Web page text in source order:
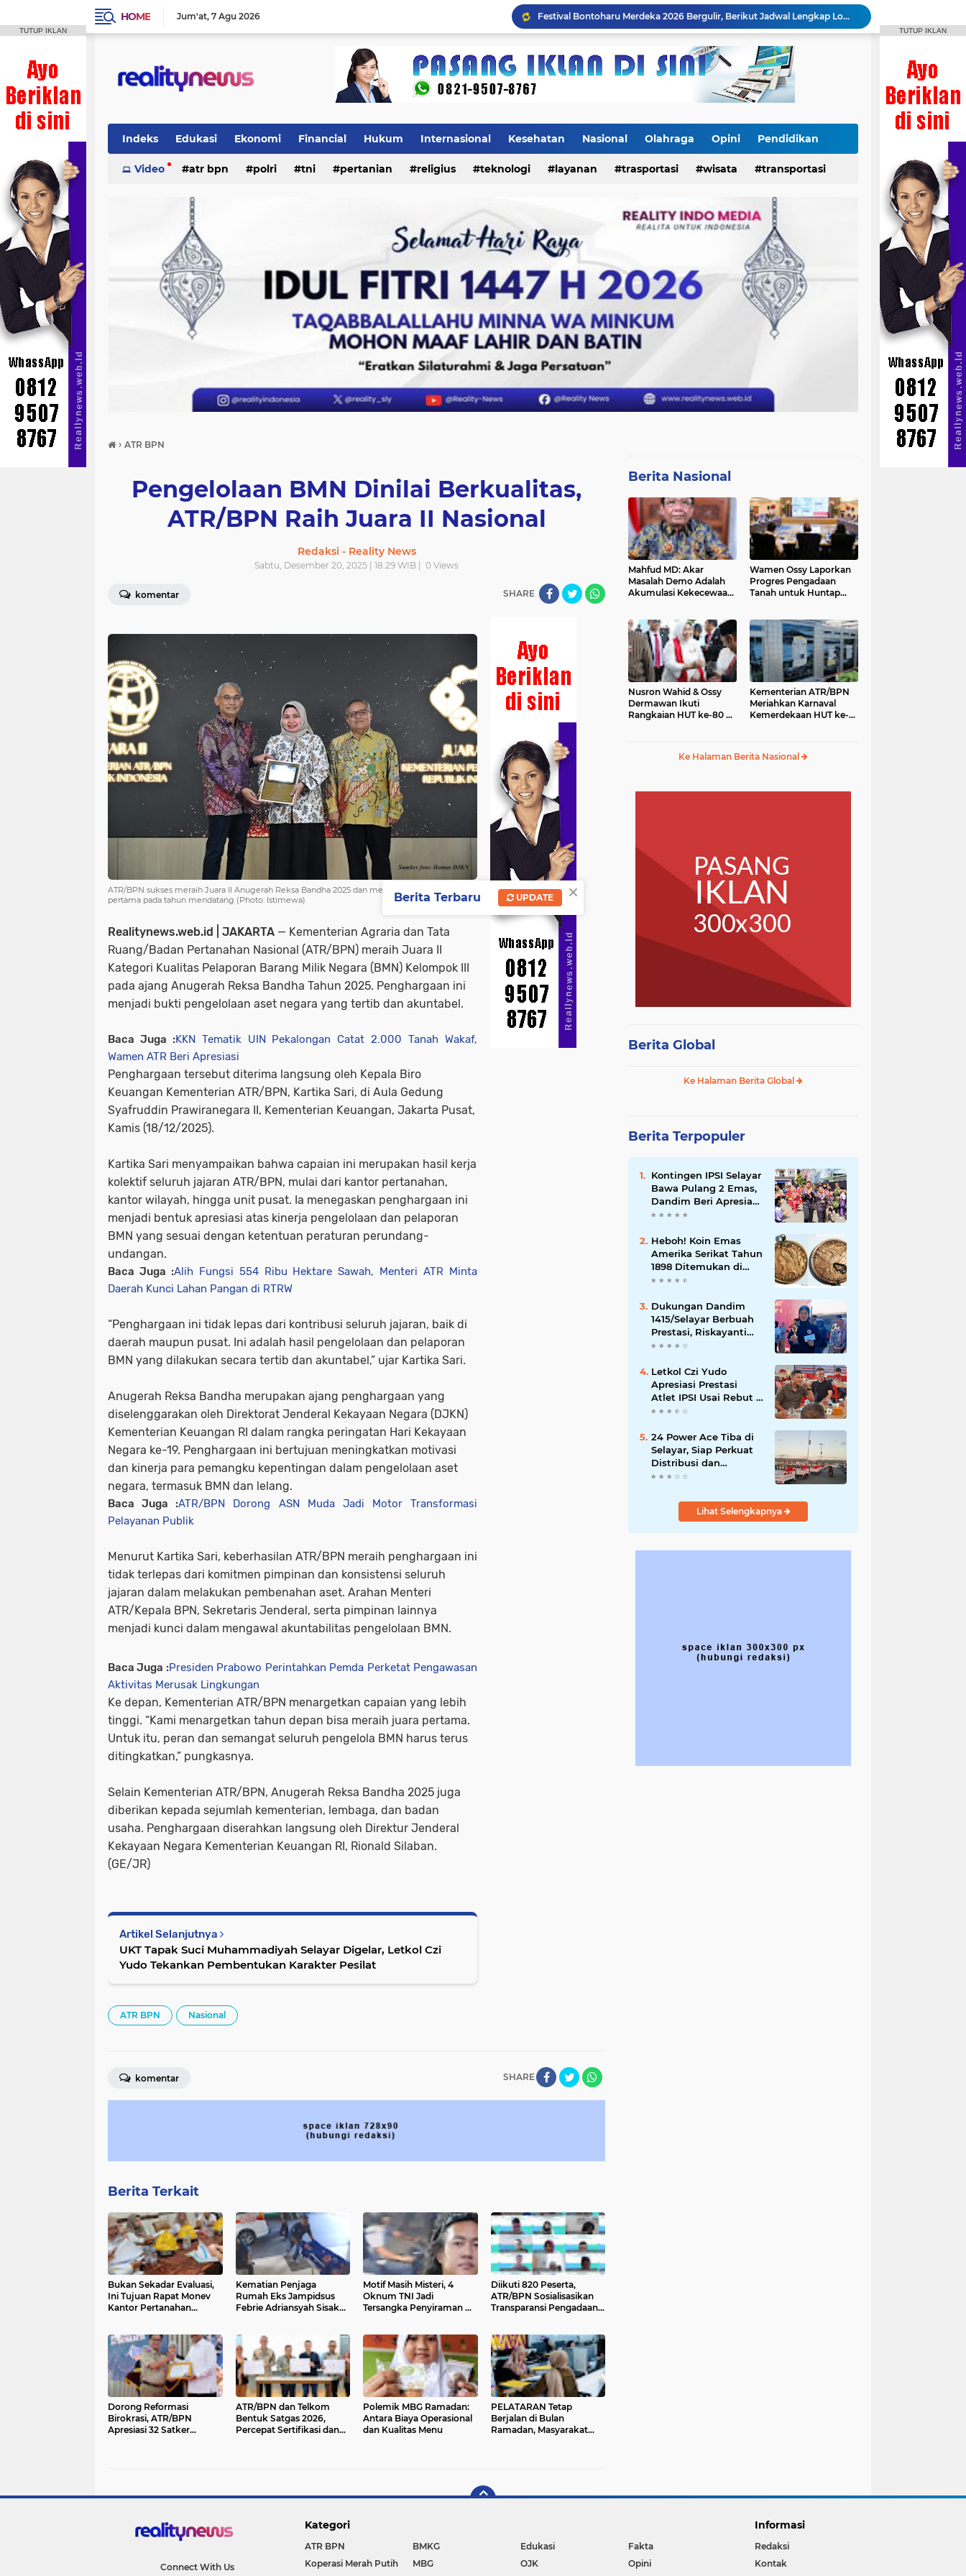
HOME Jum'at 7 Agu 2026
Festival Bontoharu Merdeka 2026 Bergulir, Berikut Jadwal Lengkap Lomba hingga 18 Agustus
Mulai Agustus, Pertamax dan Pertamax Turbo Turun Harga
Tak Hanya Cetak Prajurit Tangguh, Dandim Yudo Bangun Masa Depan Pencak Silat Selayar
Indeks Edukasi Ekonomi Financial Hukum Internasional Kesehatan Nasional Olahraga Opini Pendidikan
Politik Regional Wisata
Video atr bpn polri tni pertanian religius teknologi layanan trasportasi wisata transportasi
› ATR BPN
Pengelolaan BMN Dinilai Berkualitas,
ATR/BPN Raih Juara II Nasional
Redaksi - Reality News
Sabtu, Desember 20, 2025 | 18.29 WIB | 0 Views
komentar SHARE
ATR/BPN sukses meraih Juara II Anugerah Reksa Bandha 2025 dan menargetkan juara
pertama pada tahun mendatang (Photo: Istimewa)
Realitynews.web.id | JAKARTA — Kementerian Agraria dan Tata
Ruang/Badan Pertanahan Nasional (ATR/BPN) meraih Juara II
Kategori Kualitas Pelaporan Barang Milik Negara (BMN) Kelompok III
pada ajang Anugerah Reksa Bandha Tahun 2025. Penghargaan ini
menjadi bukti pengelolaan aset negara yang tertib dan akuntabel.
Baca Juga :KKN Tematik UIN Pekalongan Catat 2.000 Tanah Wakaf,
Wamen ATR Beri Apresiasi
Penghargaan tersebut diterima langsung oleh Kepala Biro
Keuangan Kementerian ATR/BPN, Kartika Sari, di Aula Gedung
Syafruddin Prawiranegara II, Kementerian Keuangan, Jakarta Pusat,
Kamis (18/12/2025).
Kartika Sari menyampaikan bahwa capaian ini merupakan hasil kerja
kolektif seluruh jajaran ATR/BPN, mulai dari kantor pertanahan,
kantor wilayah, hingga unit pusat. Ia menegaskan penghargaan ini
menjadi bentuk apresiasi atas kinerja pengelolaan dan pelaporan
BMN yang sesuai dengan ketentuan peraturan perundang-
undangan.
Baca Juga :Alih Fungsi 554 Ribu Hektare Sawah, Menteri ATR Minta
Daerah Kunci Lahan Pangan di RTRW
“Penghargaan ini tidak lepas dari kontribusi seluruh jajaran, baik di
daerah maupun pusat. Ini adalah hasil pengelolaan dan pelaporan
BMN yang dilakukan secara tertib dan akuntabel,” ujar Kartika Sari.
Anugerah Reksa Bandha merupakan ajang penghargaan yang
diselenggarakan oleh Direktorat Jenderal Kekayaan Negara (DJKN)
Kementerian Keuangan RI dalam rangka peringatan Hari Kekayaan
Negara ke-19. Penghargaan ini bertujuan meningkatkan motivasi
dan kinerja para pemangku kepentingan dalam pengelolaan aset
negara, termasuk BMN dan lelang.
Baca Juga :ATR/BPN Dorong ASN Muda Jadi Motor Transformasi
Pelayanan Publik
Menurut Kartika Sari, keberhasilan ATR/BPN meraih penghargaan ini
tidak terlepas dari komitmen pimpinan dan konsistensi seluruh
jajaran dalam melakukan pembenahan aset. Arahan Menteri
ATR/Kepala BPN, Sekretaris Jenderal, serta pimpinan lainnya
menjadi kunci dalam mengawal akuntabilitas pengelolaan BMN.
Baca Juga :Presiden Prabowo Perintahkan Pemda Perketat Pengawasan
Aktivitas Merusak Lingkungan
Ke depan, Kementerian ATR/BPN menargetkan capaian yang lebih
tinggi. “Kami menargetkan tahun depan bisa meraih juara pertama.
Untuk itu, peran dan semangat seluruh pengelola BMN harus terus
ditingkatkan,” pungkasnya.
Selain Kementerian ATR/BPN, Anugerah Reksa Bandha 2025 juga
diberikan kepada sejumlah kementerian, lembaga, dan badan
usaha. Penghargaan diserahkan langsung oleh Direktur Jenderal
Kekayaan Negara Kementerian Keuangan RI, Rionald Silaban.
(GE/JR)
Artikel Selanjutnya
UKT Tapak Suci Muhammadiyah Selayar Digelar, Letkol Czi
Yudo Tekankan Pembentukan Karakter Pesilat
ATR BPN Nasional
SHARE
komentar
Berita Terkait
Bukan Sekadar Evaluasi,
Ini Tujuan Rapat Monev
Kantor Pertanahan
Kematian Penjaga
Rumah Eks Jampidsus
Febrie Adriansyah Sisakan
Motif Masih Misteri, 4
Oknum TNI Jadi
Tersangka Penyiraman Air
Diikuti 820 Peserta,
ATR/BPN Sosialisasikan
Transparansi Pengadaan
Dorong Reformasi
Birokrasi, ATR/BPN
Apresiasi 32 Satker
ATR/BPN dan Telkom
Bentuk Satgas 2026,
Percepat Sertifikasi dan
Polemik MBG Ramadan:
Antara Biaya Operasional
dan Kualitas Menu
PELATARAN Tetap
Berjalan di Bulan
Ramadan, Masyarakat
Berita Nasional
Mahfud MD: Akar
Masalah Demo Adalah
Akumulasi Kekecewaan
Wamen Ossy Laporkan
Progres Pengadaan
Tanah untuk Huntap
Laki-laki ke Menko PMK
Nusron Wahid & Ossy
Dermawan Ikuti
Rangkaian HUT ke-80 RI
Kementerian ATR/BPN
Meriahkan Karnaval
Kemerdekaan HUT ke-
Ke Halaman Berita Nasional
Berita Global
Ke Halaman Berita Global
Berita Terpopuler
Kontingen IPSI Selayar
Bawa Pulang 2 Emas,
Dandim Beri Apresiasi
dan Sambutan Meriah
Heboh! Koin Emas
Amerika Serikat Tahun
1898 Ditemukan di
Selayar, Nilainya Bisa
Dukungan Dandim
1415/Selayar Berbuah
Prestasi, Riskayanti
Rafian Rebut Emas di
Championship
Letkol Czi Yudo
Apresiasi Prestasi
Atlet IPSI Usai Rebut 4
Medali di Makassar
24 Power Ace Tiba di
Selayar, Siap Perkuat
Distribusi dan
Pelayanan Koperasi
Lihat Selengkapnya
Connect With Us
Kategori
ATR BPN BMKG Edukasi
Fakta
Koperasi Merah Putih
MBG OJK
Opini
Informasi
Redaksi
Kontak
TUTUP IKLAN TUTUP IKLAN
×
Berita Terbaru UPDATE